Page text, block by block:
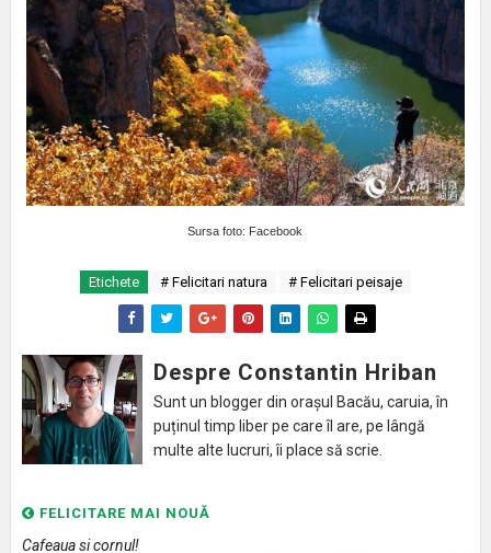
Sursa foto: Facebook
Etichete # Felicitari natura # Felicitari peisaje
Despre Constantin Hriban
Sunt un blogger din orașul Bacău, caruia, în
puținul timp liber pe care îl are, pe lângă
multe alte lucruri, îi place să scrie.
FELICITARE MAI NOUĂ
Cafeaua si cornul!